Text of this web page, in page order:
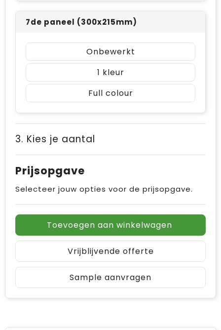
7de paneel (300x215mm)
Onbewerkt
1
Full colour
3. Kies je aantal
Prijsopgave
Selecteer jouw opties voor de prijsopgave.
Toevoegen aan winkelwagen
Vrijblijvende offerte
Sample aanvragen